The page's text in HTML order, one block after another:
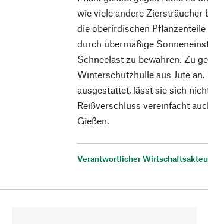
wie viele andere Ziersträucher
die oberirdischen
durch übermäßige
Schneelast zu bewahren. Zu
Winterschutzhülle aus Jute
ausgestattet, lässt sie sich
Reißverschluss vereinfacht
Gießen.
Verantwortlicher